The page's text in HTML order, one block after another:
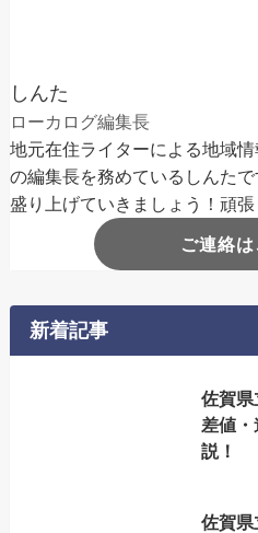
しんた
ローカログ編集長
地元在住ライターによる地域情
の編集長を務めているしんた
盛り上げていきましょう！頑張
ご連絡は
新着記事
佐賀県
差値
説！
佐賀県